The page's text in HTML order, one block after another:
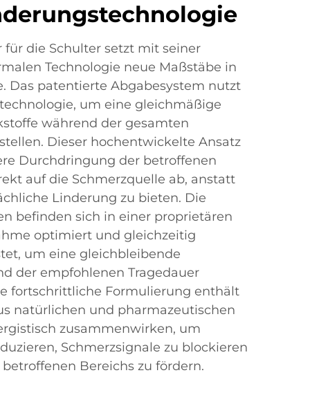
für die Schulter setzt mit seiner
Technologie neue Maßstäbe in
Das patentierte Abgabesystem nutzt
um eine gleichmäßige
während der gesamten
Dieser hochentwickelte Ansatz
Durchdringung der betroffenen
auf die Schmerzquelle ab, anstatt
Linderung zu bieten. Die
befinden sich in einer proprietären
optimiert und gleichzeitig
um eine gleichbleibende
der empfohlenen Tragedauer
fortschrittliche Formulierung enthält
natürlichen und pharmazeutischen
zusammenwirken, um
Schmerzsignale zu blockieren
Bereichs zu fördern.